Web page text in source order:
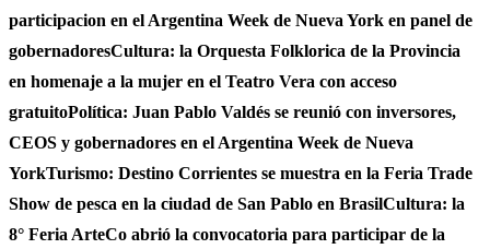
participacion en el Argentina Week de Nueva York en panel de
gobernadoresCultura: la Orquesta Folklorica de la Provincia
en homenaje a la mujer en el Teatro Vera con acceso
gratuitoPolítica: Juan Pablo Valdés se reunió con inversores,
CEOS y gobernadores en el Argentina Week de Nueva
YorkTurismo: Destino Corrientes se muestra en la Feria Trade
Show de pesca en la ciudad de San Pablo en BrasilCultura: la
8° Feria ArteCo abrió la convocatoria para participar de la